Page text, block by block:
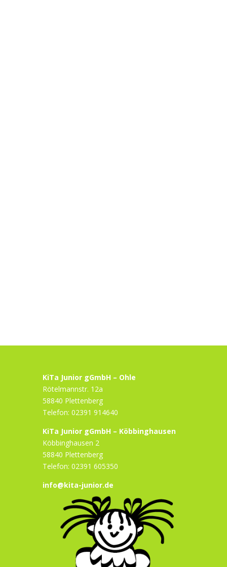
KiTa Junior gGmbH – Ohle
Rötelmannstr. 12a
58840 Plettenberg
Telefon: 02391 914640
KiTa Junior gGmbH – Köbbinghausen
Köbbinghausen 2
58840 Plettenberg
Telefon: 02391 605350
info@kita-junior.de